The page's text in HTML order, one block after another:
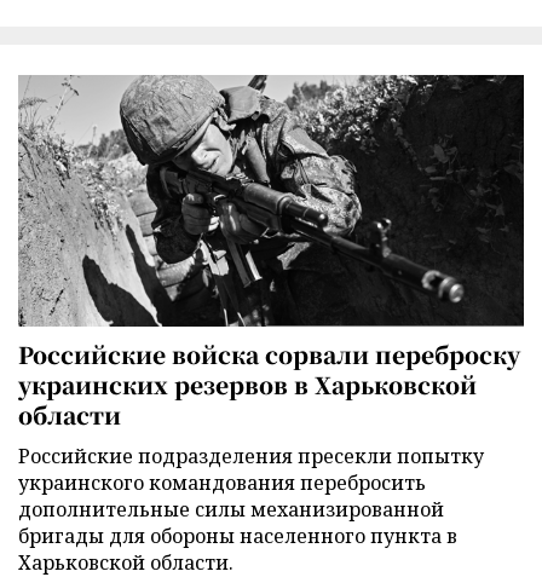
Российские войска сорвали переброску
украинских резервов в Харьковской
области
Российские подразделения пресекли попытку
украинского командования перебросить
дополнительные силы механизированной
бригады для обороны населенного пункта в
Харьковской области.